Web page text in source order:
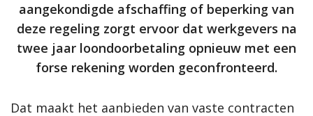
aangekondigde afschaffing of beperking van
deze regeling zorgt ervoor dat werkgevers na
twee jaar loondoorbetaling opnieuw met een
forse rekening worden geconfronteerd.
Dat maakt het aanbieden van vaste contracten